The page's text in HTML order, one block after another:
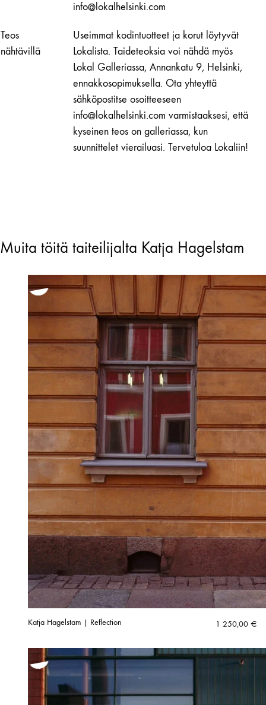
info@lokalhelsinki.com
Teos
nähtävillä
Useimmat kodintuotteet ja korut löytyvät
Lokalista. Taideteoksia voi nähdä myös
Lokal Galleriassa, Annankatu 9, Helsinki,
ennakkosopimuksella. Ota yhteyttä
sähköpostitse osoitteeseen
info@lokalhelsinki.com varmistaaksesi, että
kyseinen teos on galleriassa, kun
suunnittelet vierailuasi. Tervetuloa Lokaliin!
Muita töitä taiteilijalta Katja Hagelstam
Katja Hagelstam | Reflection 1 250,00 €